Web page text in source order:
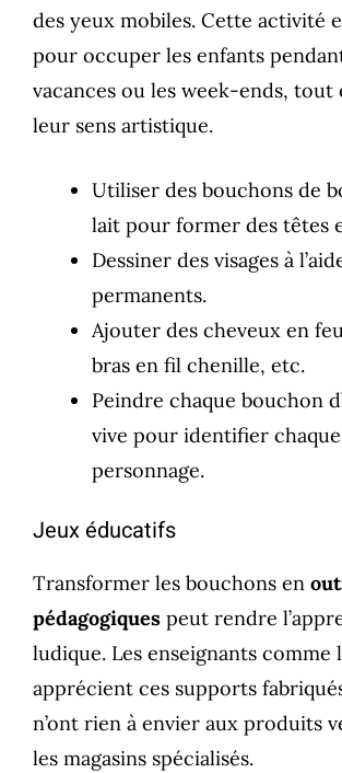
des yeux mobiles. Cette activité
pour occuper les enfants
vacances ou les week-ends, tout
leur sens artistique.
Utiliser des bouchons de
lait pour former des têtes
Dessiner des visages à
permanents.
Ajouter des cheveux en
bras en fil chenille, etc.
Peindre chaque bouchon
vive pour identifier chaque
personnage.
Jeux éducatifs
Transformer les bouchons en
pédagogiques peut rendre
ludique. Les enseignants comme
apprécient ces supports
n’ont rien à envier aux produits
les magasins spécialisés.